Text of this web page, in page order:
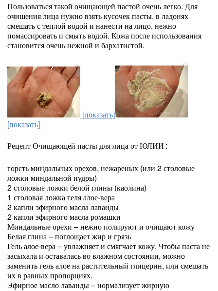
Пользоваться такой очищающей пастой очень легко. Для
очищения лица нужно взять кусочек пасты, в ладонях
смешать с теплой водой и нанести на лицо, нежно
помассировать и смыть водой. Кожа после использования
становится очень нежной и бархатистой.
[показать]
[показать]
Рецепт Очищающей пасты для лица от ЮЛИИ :
горсть миндальных орехов, нежареных (или 2 столовые
ложки миндальной пудры)
2 столовые ложки белой глины (каолина)
1 столовая ложка геля алое-вера
2 капли эфирного масла лаванды
2 капли эфирного масла ромашки
Миндальные орехи – нежно полируют и очищают кожу
Белая глина – поглощает жир и грязь
Гель алое-вера – увлажняет и смягчает кожу. Чтобы паста не
засыхала и оставалась во влажном состоянии, можно
заменить гель алое на растительный глицерин, или смешать
их в равных пропорциях.
Эфирное масло лаванды – нормализует жирную